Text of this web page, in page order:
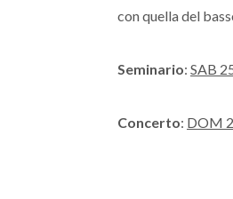
con quella del
Seminario: SAB
Concerto: DOM